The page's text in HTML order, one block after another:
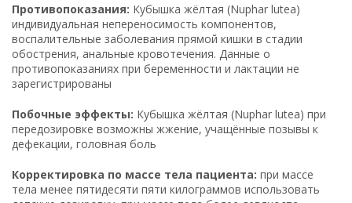
Противопоказания: Кубышка жёлтая (Nuphar lutea)
индивидуальная непереносимость компонентов,
воспалительные заболевания прямой кишки в стадии
обострения, анальные кровотечения. Данные о
противопоказаниях при беременности и лактации не
зарегистрированы
Побочные эффекты: Кубышка жёлтая (Nuphar lutea) при
передозировке возможны жжение, учащённые позывы к
дефекации, головная боль
Корректировка по массе тела пациента: при массе
тела менее пятидесяти пяти килограммов использовать